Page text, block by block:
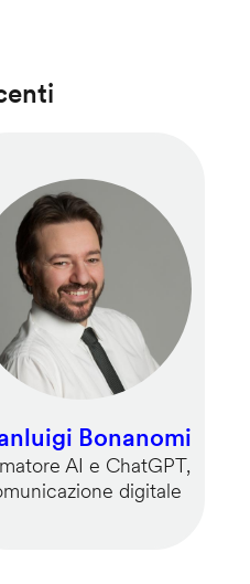
Bonanomi
AI e ChatGPT,
digitale